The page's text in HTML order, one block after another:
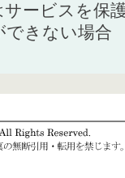
ービスを保
できない場合